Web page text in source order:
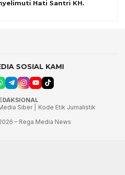
Hati Santri KH.
SOSIAL KAMI
Siber |
Kode Etik Jurnalistik
– Rega Media News